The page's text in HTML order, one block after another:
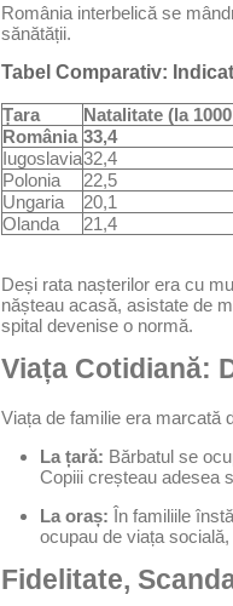
România interbelică se
sănătății.
Tabel Comparativ:
Țara Natalitate (la
România 33,4
Iugoslavia32,4
Polonia
22,5
Ungaria
20,1
Olanda
21,4
Deși rata nașterilor era cu
nășteau acasă, asistate de
spital devenise o normă.
Viața Cotidiană:
Viața de familie era marcată
La țară: Bărbatul se
Copiii creșteau adesea
La oraș: În familiile
ocupau de viața
Fidelitate,